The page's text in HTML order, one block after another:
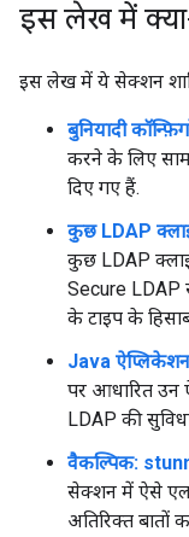
इस लेख में
इस लेख में ये सेक्शन
बुनियादी
करने के लिए
दिए गए हैं.
कुछ LDAP
कुछ LDAP
Secure LDAP
के टाइप के
Java
पर आधारित उन
LDAP की
वैकल्पिक:
सेक्शन में ऐसे
अतिरिक्त बातों